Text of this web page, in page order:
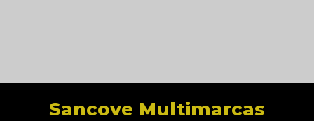
Sancove Multimarcas